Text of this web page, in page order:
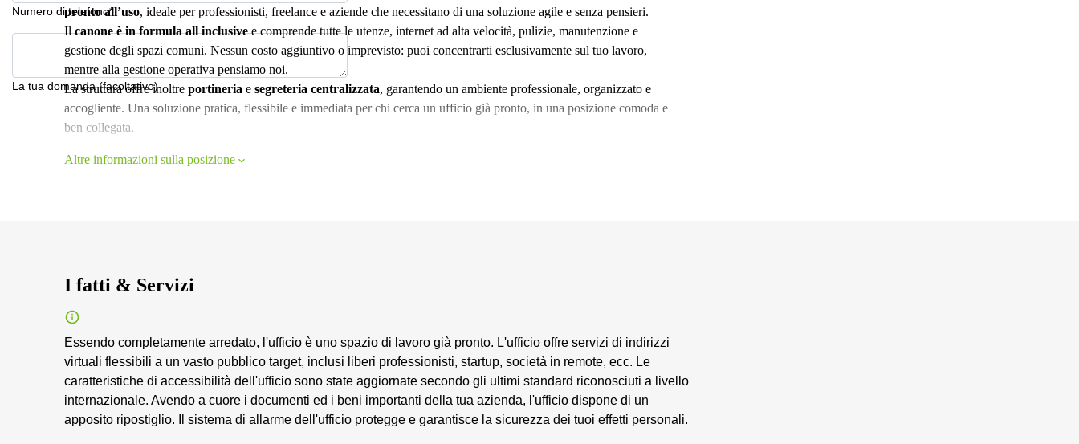
Numero di telefono*
La tua domanda (facoltativo)
pronto all’uso, ideale per professionisti, freelance e aziende che necessitano di una soluzione agile e senza pensieri.
Ilcanone è in formula all inclusivee comprende tutte le utenze, internet ad alta velocità, pulizie, manutenzione e
gestione degli spazi comuni. Nessun costo aggiuntivo o imprevisto: puoi concentrarti esclusivamente sul tuo lavoro,
mentre alla gestione operativa pensiamo noi.
La struttura offre inoltre portineria e segreteria centralizzata, garantendo un ambiente professionale, organizzato e
accogliente. Una soluzione pratica, flessibile e immediata per chi cerca un ufficio già pronto, in una posizione comoda e
ben collegata.
Altre informazioni sulla posizione
I fatti & Servizi
Essendo completamente arredato, l'ufficio è uno spazio di lavoro già pronto. L'ufficio offre servizi di indirizzi
virtuali flessibili a un vasto pubblico target, inclusi liberi professionisti, startup, società in remote, ecc. Le
caratteristiche di accessibilità dell'ufficio sono state aggiornate secondo gli ultimi standard riconosciuti a livello
internazionale. Avendo a cuore i documenti ed i beni importanti della tua azienda, l'ufficio dispone di un
apposito ripostiglio. Il sistema di allarme dell'ufficio protegge e garantisce la sicurezza dei tuoi effetti personali.